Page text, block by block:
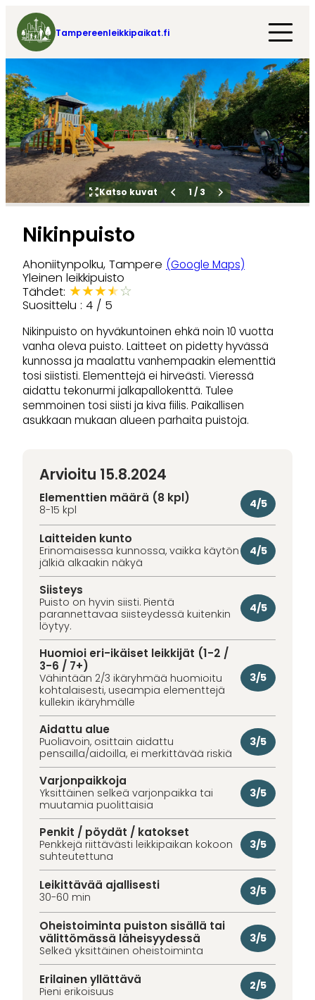
Tampereenleikkipaikat.fi
Katso kuvat 1 / 3
Nikinpuisto
Ahoniitynpolku, Tampere (Google Maps)
Yleinen leikkipuisto
Tähdet: ★★★★☆
Suosittelu : 4 / 5
Nikinpuisto on hyväkuntoinen ehkä noin 10 vuotta
vanha oleva puisto. Laitteet on pidetty hyvässä
kunnossa ja maalattu vanhempaakin elementtiä
tosi siististi. Elementtejä ei hirveästi. Vieressä
aidattu tekonurmi jalkapallokenttä. Tulee
semmoinen tosi siisti ja kiva fiilis. Paikallisen
asukkaan mukaan alueen parhaita puistoja.
Arvioitu 15.8.2024
Elementtien määrä (8 kpl)
8-15 kpl 4/5
Laitteiden kunto
Erinomaisessa kunnossa, vaikka käytön
jälkiä alkaakin näkyä
4/5
Siisteys
Puisto on hyvin siisti. Pientä
parannettavaa siisteydessä kuitenkin
löytyy.
4/5
Huomioi eri-ikäiset leikkijät (1-2 /
3-6 / 7+)
Vähintään 2/3 ikäryhmää huomioitu
kohtalaisesti, useampia elementtejä
kullekin ikäryhmälle
3/5
Aidattu alue
Puoliavoin, osittain aidattu
pensailla/aidoilla, ei merkittävää riskiä
3/5
Varjonpaikkoja
Yksittäinen selkeä varjonpaikka tai
muutamia puolittaisia
3/5
Penkit / pöydät / katokset
Penkkejä riittävästi leikkipaikan kokoon
suhteutettuna
3/5
Leikittävää ajallisesti
30-60 min 3/5
Oheistoiminta puiston sisällä tai
välittömässä läheisyydessä
Selkeä yksittäinen oheistoiminta
3/5
Erilainen yllättävä
Pieni erikoisuus 2/5